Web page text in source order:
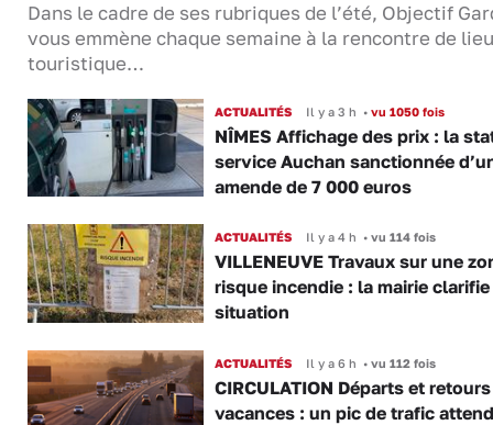
Dans le cadre de ses rubriques de l’été, Objectif
vous emmène chaque semaine à la rencontre de
touristique…
ACTUALITÉS Il y a 3 h •vu 1050 fois
NÎMES Affichage des prix : la
service Auchan sanctionnée
amende de 7 000 euros
ACTUALITÉS Il y a 4 h •vu 114 fois
VILLENEUVE Travaux sur une
risque incendie : la mairie
situation
ACTUALITÉS Il y a 6 h •vu 112 fois
CIRCULATION Départs et
vacances : un pic de trafic